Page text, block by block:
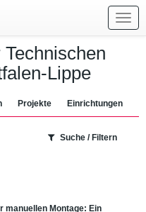
Lippe
Projekte Einrichtungen
Suche / Filtern
Montage: Ein